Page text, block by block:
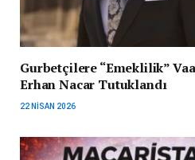
Gurbetçilere “Emeklilik”
Erhan Nacar Tutuklandı
22 NISAN 2026